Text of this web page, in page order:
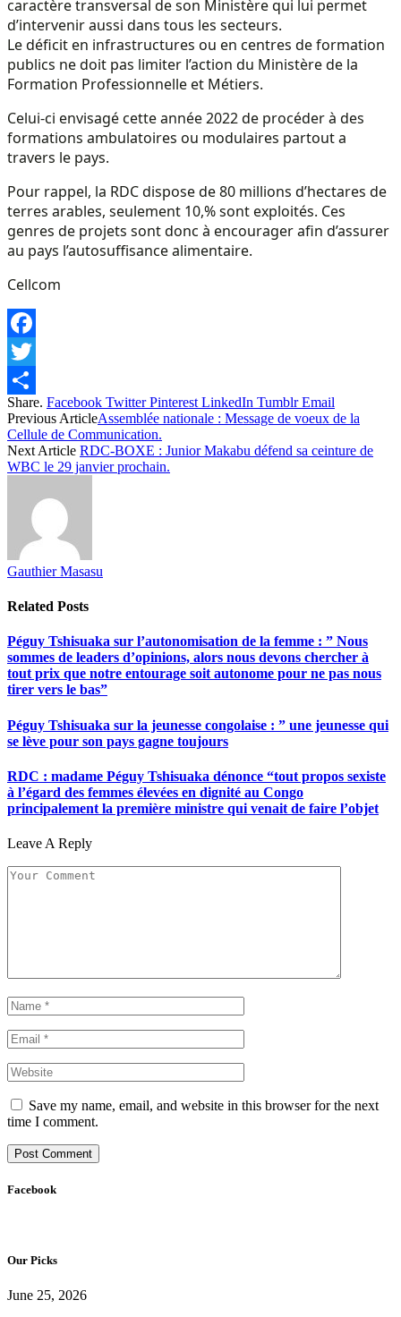
caractère transversal de son Ministère qui lui permet
d’intervenir aussi dans tous les secteurs.
Le déficit en infrastructures ou en centres de formation
publics ne doit pas limiter l’action du Ministère de la
Formation Professionnelle et Métiers.
Celui-ci envisagé cette année 2022 de procéder à des
formations ambulatoires ou modulaires partout a
travers le pays.
Pour rappel, la RDC dispose de 80 millions d’hectares de
terres arables, seulement 10,% sont exploités. Ces
genres de projets sont donc à encourager afin d’assurer
au pays l’autosuffisance alimentaire.
Cellcom
Facebook
Twitter
Share
Share. Facebook Twitter Pinterest LinkedIn Tumblr Email
Previous ArticleAssemblée nationale : Message de voeux de la
Cellule de Communication.
Next Article RDC-BOXE : Junior Makabu défend sa ceinture de
WBC le 29 janvier prochain.
Gauthier Masasu
Related Posts
Péguy Tshisuaka sur l’autonomisation de la femme : ” Nous
sommes de leaders d’opinions, alors nous devons chercher à
tout prix que notre entourage soit autonome pour ne pas nous
tirer vers le bas”
Péguy Tshisuaka sur la jeunesse congolaise : ” une jeunesse qui
se lève pour son pays gagne toujours
RDC : madame Péguy Tshisuaka dénonce “tout propos sexiste
à l’égard des femmes élevées en dignité au Congo
principalement la première ministre qui venait de faire l’objet
Leave A Reply
Save my name, email, and website in this browser for the next
time I comment.
Facebook
Our Picks
June 25, 2026